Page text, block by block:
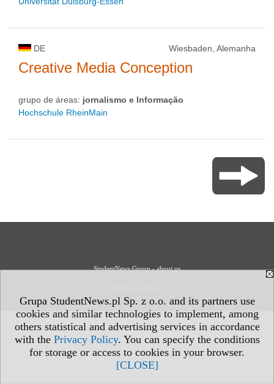
Grupa StudentNews.pl Sp. z o.o. and its partners use
cookies and similar technologies to implement, among
others statistical and advertising services in accordance
with the Privacy Policy. You can specify the conditions
for storage or access to cookies in your browser.
[CLOSE]
DE Wiesbaden, Alemanha
Creative Media Conception
grupo de áreas: jornalismo e Informação
Hochschule RheinMain
StudentNews Group - about us